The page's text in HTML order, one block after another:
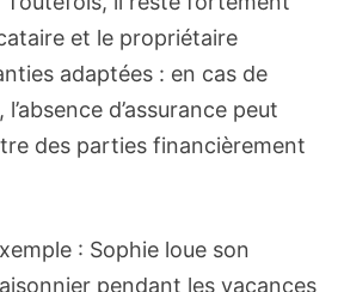
et le propriétaire
adaptées : en cas de
d’assurance peut
des parties financièrement
: Sophie loue son
pendant les vacances